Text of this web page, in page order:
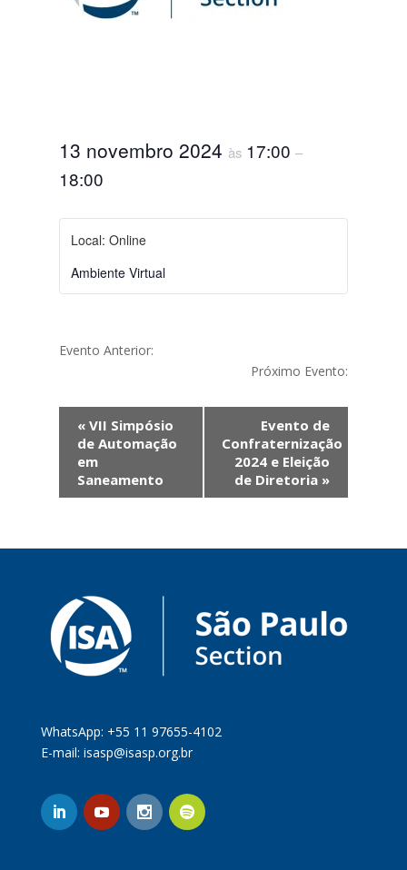
13 novembro 2024 às 17:00 –
18:00
Local: Online
Ambiente Virtual
Evento Anterior:
Próximo Evento:
Evento
Navegação
«VII Simpósio
de Automação
em
Saneamento
Evento de
Confraternização
2024 e Eleição
de Diretoria »
WhatsApp: +55 11 97655-4102
E-mail: isasp@isasp.org.br